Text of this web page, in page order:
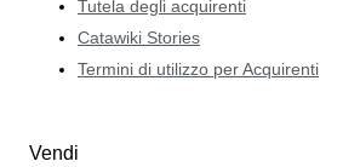
Tutela degli acquirenti
Catawiki Stories
Termini di utilizzo per Acquirenti
Vendi